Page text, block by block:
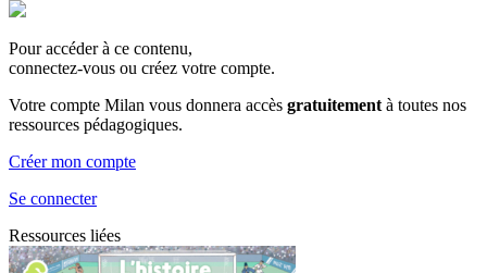
Pour accéder à ce contenu,
connectez-vous ou créez votre compte.
Votre compte Milan vous donnera accès gratuitement à toutes nos
ressources pédagogiques.
Créer mon compte
Se connecter
Ressources liées